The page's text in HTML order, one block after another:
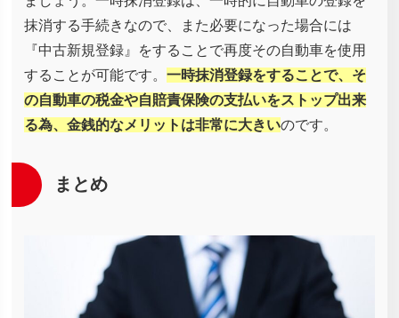
抹消する手続きなので、また必要になった場合には
『中古新規登録』をすることで再度その自動車を使用
することが可能です。 一時抹消登録をすることで、そ
の自動車の税金や自賠責保険の支払いをストップ出来
る為、金銭的なメリットは非常に大きいのです。
まとめ